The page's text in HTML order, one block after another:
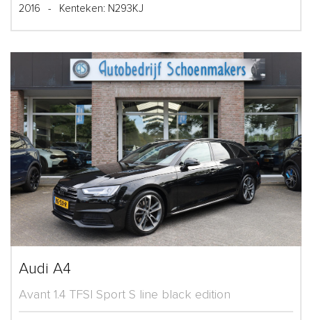
2016
- Kenteken: N293KJ
Audi A4
Avant 1.4 TFSI Sport S line black edition